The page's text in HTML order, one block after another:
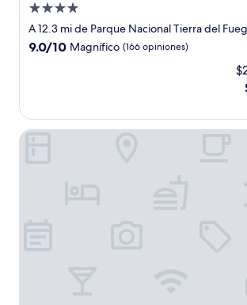
Propiedad
de
4.0
A 12.3 mi de Parque Nacional Tierra del
9.0
opiniones)
9.0/10 Magnífico (166 opiniones)
Hotel del Glaciar